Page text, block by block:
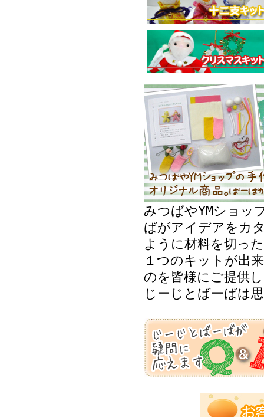
みつばやYMショッ
ばがアイデアをカ
ように材料を切っ
１つのキットが出
のを皆様にご提供
じーじとばーばは